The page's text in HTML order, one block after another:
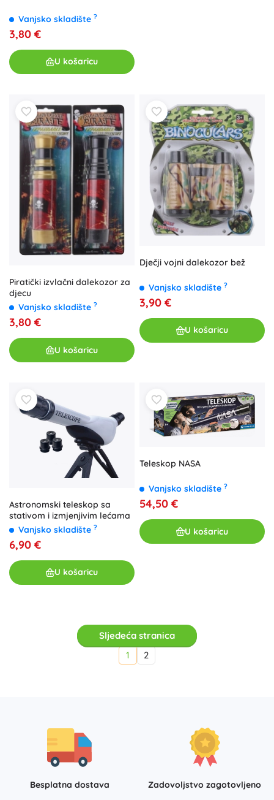
Vanjsko skladište ?
3,80 €
U košaricu
Piratički izvlačni dalekozor za
djecu
Vanjsko skladište ?
3,80 €
U košaricu
Dječji vojni dalekozor bež
Vanjsko skladište ?
3,90 €
U košaricu
Astronomski teleskop sa
stativom i izmjenjivim lećama
Vanjsko skladište ?
6,90 €
U košaricu
Teleskop NASA
Vanjsko skladište ?
54,50 €
U košaricu
Sljedeća stranica
1
2
Besplatna dostava
Zadovoljstvo zagotovljeno